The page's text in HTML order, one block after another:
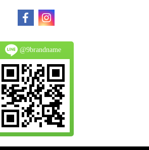
@9brandname